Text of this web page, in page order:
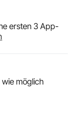
ersten 3 App-
wie möglich